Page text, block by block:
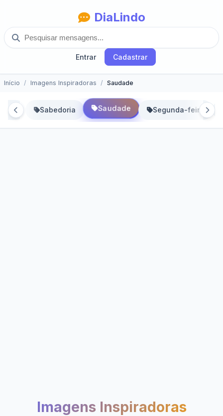
DiaLindo
Entrar Cadastrar
Início Imagens Inspiradoras Saudade
Sabedoria Saudade Segunda-feira
Imagens Inspiradoras